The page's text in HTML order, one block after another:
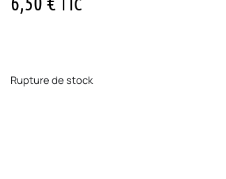
TTC
Rupture de stock